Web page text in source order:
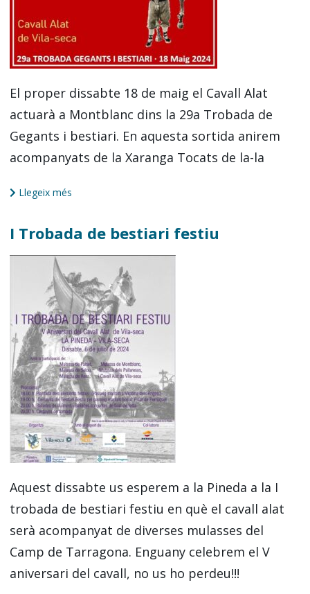
El proper dissabte 18 de maig el Cavall Alat
actuarà a Montblanc dins la 29a Trobada de
Gegants i bestiari. En aquesta sortida anirem
acompanyats de la Xaranga Tocats de la-la
Llegeix més
I Trobada de bestiari festiu
Aquest dissabte us esperem a la Pineda a la I
trobada de bestiari festiu en què el cavall alat
serà acompanyat de diverses mulasses del
Camp de Tarragona. Enguany celebrem el V
aniversari del cavall, no us ho perdeu!!!